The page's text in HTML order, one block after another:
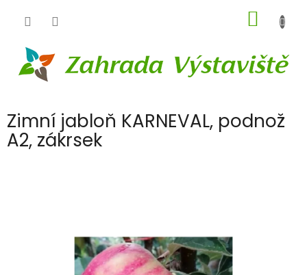
KOŠÍK
Zimní jabloň KARNEVAL, podnož
A2, zákrsek